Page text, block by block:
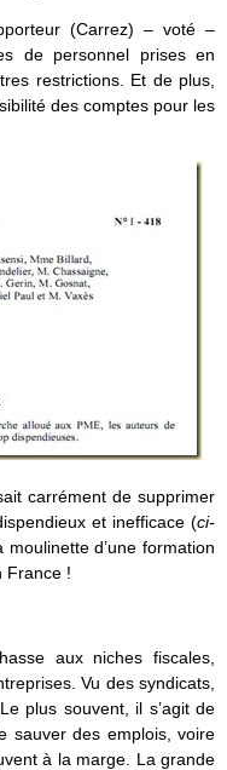
(Carrez) – voté –
de personnel prises en
restrictions. Et de plus,
des comptes pour les
carrément de supprimer
et inefficace (ci-
d’une formation
France !
aux niches fiscales,
Vu des syndicats,
plus souvent, il s’agit de
sauver des emplois, voire
à la marge. La grande